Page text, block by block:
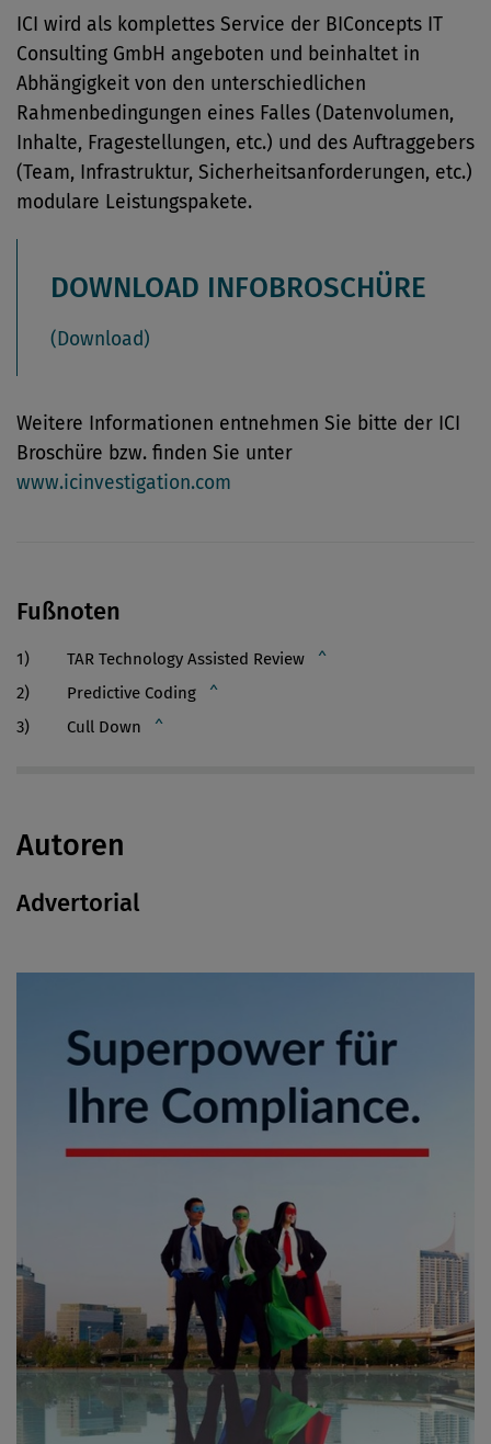
ICI wird als komplettes Service der BIConcepts IT
Consulting GmbH angeboten und beinhaltet in
Abhängigkeit von den unterschiedlichen
Rahmenbedingungen eines Falles (Datenvolumen,
Inhalte, Fragestellungen, etc.) und des Auftraggebers
(Team, Infrastruktur, Sicherheitsanforderungen, etc.)
modulare Leistungspakete.
DOWNLOAD INFOBROSCHÜRE
(Download)
Weitere Informationen entnehmen Sie bitte der ICI
Broschüre bzw. finden Sie unter
www.icinvestigation.com
Fußnoten
TAR Technology Assisted Review
^
Predictive Coding
^
Cull Down
^
Autoren
Advertorial